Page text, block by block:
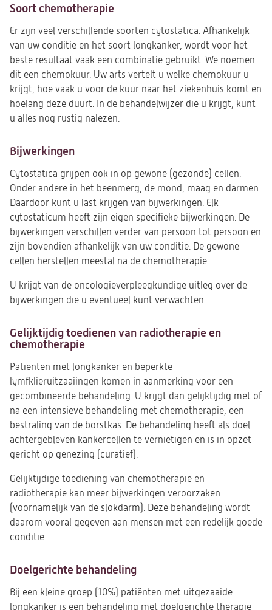
Soort chemotherapie
Er zijn veel verschillende soorten cytostatica. Afhankelijk
van uw conditie en het soort longkanker, wordt voor het
beste resultaat vaak een combinatie gebruikt. We noemen
dit een chemokuur. Uw arts vertelt u welke chemokuur u
krijgt, hoe vaak u voor de kuur naar het ziekenhuis komt en
hoelang deze duurt. In de behandelwijzer die u krijgt, kunt
u alles nog rustig nalezen.
Bijwerkingen
Cytostatica grijpen ook in op gewone (gezonde) cellen.
Onder andere in het beenmerg, de mond, maag en darmen.
Daardoor kunt u last krijgen van bijwerkingen. Elk
cytostaticum heeft zijn eigen specifieke bijwerkingen. De
bijwerkingen verschillen verder van persoon tot persoon en
zijn bovendien afhankelijk van uw conditie. De gewone
cellen herstellen meestal na de chemotherapie.
U krijgt van de oncologieverpleegkundige uitleg over de
bijwerkingen die u eventueel kunt verwachten.
Gelijktijdig toedienen van radiotherapie en
chemotherapie
Patiënten met longkanker en beperkte
lymfklieruitzaaiingen komen in aanmerking voor een
gecombineerde behandeling. U krijgt dan gelijktijdig met of
na een intensieve behandeling met chemotherapie, een
bestraling van de borstkas. De behandeling heeft als doel
achtergebleven kankercellen te vernietigen en is in opzet
gericht op genezing (curatief).
Gelijktijdige toediening van chemotherapie en
radiotherapie kan meer bijwerkingen veroorzaken
(voornamelijk van de slokdarm). Deze behandeling wordt
daarom vooral gegeven aan mensen met een redelijk goede
conditie.
Doelgerichte behandeling
Bij een kleine groep (10%) patiënten met uitgezaaide
longkanker is een behandeling met doelgerichte therapie